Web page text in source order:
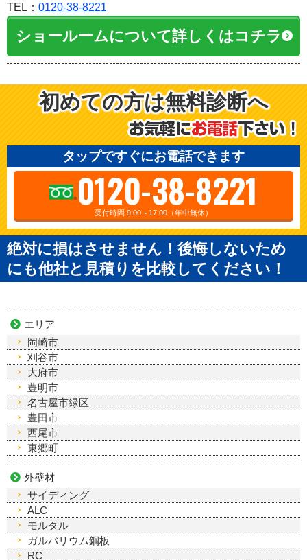
TEL： 0120-38-8221
ショールームについて詳しくはコチラ
初めての方は無料診断へ
タップですぐにお電話できます
0120-38-8221
受付時間 9:00～17:00（年中無休）
絶対に損はさせません！後悔しないため
にも他社と見積りを比較してください！
エリア
岡崎市
刈谷市
大府市
豊明市
名古屋市緑区
豊田市
西尾市
東郷町
外壁材
サイディング
ALC
モルタル
ガルバリウム鋼板
RC